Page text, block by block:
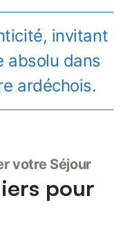
invitant
absolu dans
ardéchois.
votre Séjour
pour